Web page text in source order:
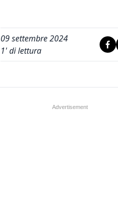
09 settembre 2024
1' di lettura